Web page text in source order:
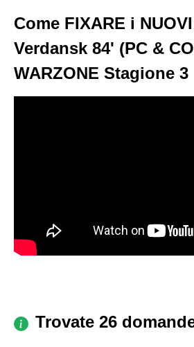
Come FIXARE i
Verdansk 84' (PC &
WARZONE Stagione 3
Trovate 26